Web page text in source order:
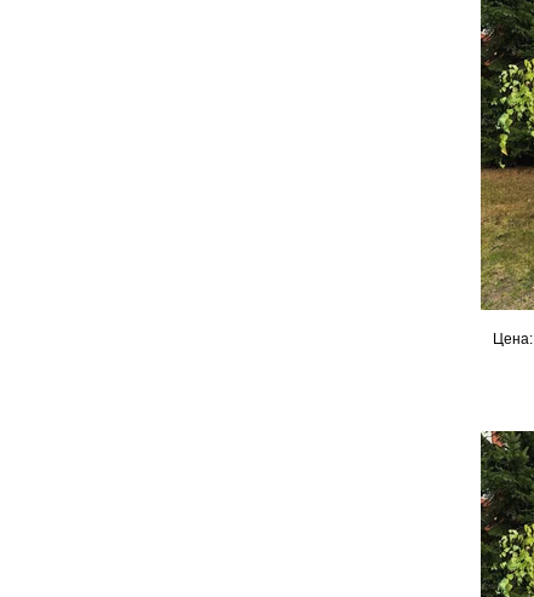
Цена: